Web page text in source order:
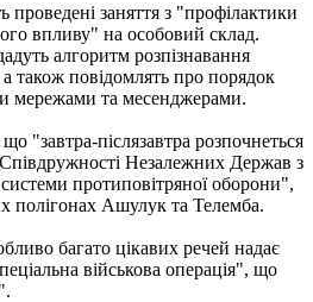
проведені заняття з "профілактики
впливу" на особовий склад.
алгоритм розпізнавання
а також повідомлять про порядок
мережами та месенджерами.
"завтра-післязавтра розпочнеться
Співдружності Незалежних Держав з
системи протиповітряної оборони",
полігонах Ашулук та Телемба.
багато цікавих речей надає
військова операція", що